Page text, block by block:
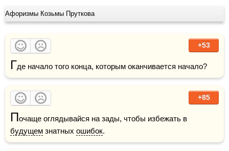
Афоризмы Козьмы Пруткова
+53
Где начало того конца, которым оканчивается начало?
+85
П
будущем знатных ошибок.